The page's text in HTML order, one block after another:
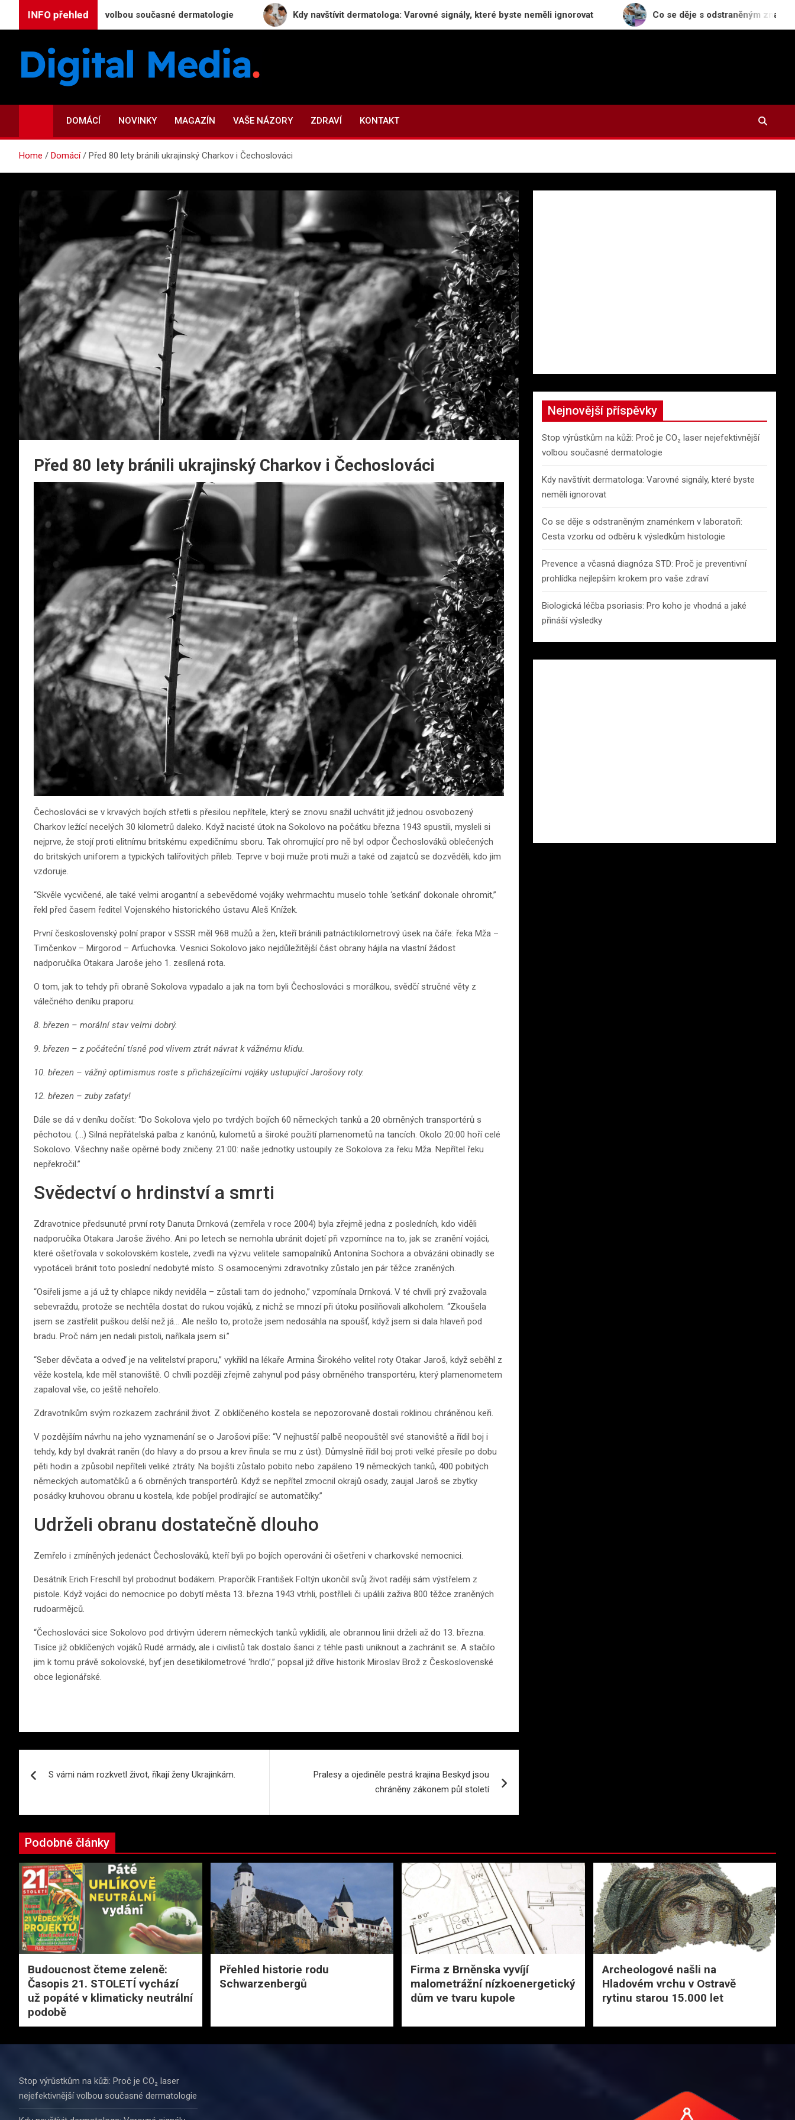
INFO přehled
volbou současné dermatologie Kdy navštívit dermatologa: Varovné signály, které byste neměli ignorovat Co se děje s odstraněným znaménkem v
Digital-Media.cz
DOMÁCÍ NOVINKY MAGAZÍN VAŠE NÁZORY ZDRAVÍ KONTAKT
Home Domácí Před 80 lety bránili ukrajinský Charkov i Čechoslováci
Před 80 lety bránili ukrajinský Charkov i Čechoslováci
Čechoslováci se v krvavých bojích střetli s přesilou nepřítele, který se znovu snažil uchvátit již jednou osvobozený
Charkov ležící necelých 30 kilometrů daleko. Když nacisté útok na Sokolovo na počátku března 1943 spustili, mysleli si
nejprve, že stojí proti elitnímu britskému expedičnímu sboru. Tak ohromující pro ně byl odpor Čechoslováků oblečených
do britských uniforem a typických talířovitých přileb. Teprve v boji muže proti muži a také od zajatců se dozvěděli, kdo jim
vzdoruje.
“Skvěle vycvičené, ale také velmi arogantní a sebevědomé vojáky wehrmachtu muselo tohle ‘setkání’ dokonale ohromit,”
řekl před časem ředitel Vojenského historického ústavu Aleš Knížek.
První československý polní prapor v SSSR měl 968 mužů a žen, kteří bránili patnáctikilometrový úsek na čáře: řeka Mža –
Timčenkov – Mirgorod – Arťuchovka. Vesnici Sokolovo jako nejdůležitější část obrany hájila na vlastní žádost
nadporučíka Otakara Jaroše jeho 1. zesílená rota.
O tom, jak to tehdy při obraně Sokolova vypadalo a jak na tom byli Čechoslováci s morálkou, svědčí stručné věty z
válečného deníku praporu:
8. březen – morální stav velmi dobrý.
9. březen – z počáteční tísně pod vlivem ztrát návrat k vážnému klidu.
10. březen – vážný optimismus roste s přicházejícími vojáky ustupující Jarošovy roty.
12. březen – zuby zaťaty!
Dále se dá v deníku dočíst: “Do Sokolova vjelo po tvrdých bojích 60 německých tanků a 20 obrněných transportérů s
pěchotou. (…) Silná nepřátelská palba z kanónů, kulometů a široké použití plamenometů na tancích. Okolo 20:00 hoří celé
Sokolovo. Všechny naše opěrné body zničeny. 21:00: naše jednotky ustoupily ze Sokolova za řeku Mža. Nepřítel řeku
nepřekročil.”
Svědectví o hrdinství a smrti
Zdravotnice předsunuté první roty Danuta Drnková (zemřela v roce 2004) byla zřejmě jedna z posledních, kdo viděli
nadporučíka Otakara Jaroše živého. Ani po letech se nemohla ubránit dojetí při vzpomínce na to, jak se zranění vojáci,
které ošetřovala v sokolovském kostele, zvedli na výzvu velitele samopalníků Antonína Sochora a obvázáni obinadly se
vypotáceli bránit toto poslední nedobyté místo. S osamocenými zdravotníky zůstalo jen pár těžce zraněných.
“Osiřeli jsme a já už ty chlapce nikdy neviděla – zůstali tam do jednoho,” vzpomínala Drnková. V té chvíli prý zvažovala
sebevraždu, protože se nechtěla dostat do rukou vojáků, z nichž se mnozí při útoku posilňovali alkoholem. “Zkoušela
jsem se zastřelit puškou delší než já… Ale nešlo to, protože jsem nedosáhla na spoušť, když jsem si dala hlaveň pod
bradu. Proč nám jen nedali pistoli, naříkala jsem si.”
“Seber děvčata a odveď je na velitelství praporu,” vykřikl na lékaře Armina Širokého velitel roty Otakar Jaroš, když seběhl z
věže kostela, kde měl stanoviště. O chvíli později zřejmě zahynul pod pásy obrněného transportéru, který plamenometem
zapaloval vše, co ještě nehořelo.
Zdravotníkům svým rozkazem zachránil život. Z obklíčeného kostela se nepozorovaně dostali roklinou chráněnou keři.
V pozdějším návrhu na jeho vyznamenání se o Jarošovi píše: “V nejhustší palbě neopouštěl své stanoviště a řídil boj i
tehdy, kdy byl dvakrát raněn (do hlavy a do prsou a krev řinula se mu z úst). Důmyslně řídil boj proti velké přesile po dobu
pěti hodin a způsobil nepříteli veliké ztráty. Na bojišti zůstalo pobito nebo zapáleno 19 německých tanků, 400 pobitých
německých automatčíků a 6 obrněných transportérů. Když se nepřítel zmocnil okrajů osady, zaujal Jaroš se zbytky
posádky kruhovou obranu u kostela, kde pobíjel prodírající se automatčíky.”
Udrželi obranu dostatečně dlouho
Zemřelo i zmíněných jedenáct Čechoslováků, kteří byli po bojích operováni či ošetřeni v charkovské nemocnici.
Desátník Erich Freschll byl probodnut bodákem. Praporčík František Foltýn ukončil svůj život raději sám výstřelem z
pistole. Když vojáci do nemocnice po dobytí města 13. března 1943 vtrhli, postříleli či upálili zaživa 800 těžce zraněných
rudoarmějců.
“Čechoslováci sice Sokolovo pod drtivým úderem německých tanků vyklidili, ale obrannou linii drželi až do 13. března.
Tisíce již obklíčených vojáků Rudé armády, ale i civilistů tak dostalo šanci z téhle pasti uniknout a zachránit se. A stačilo
jim k tomu právě sokolovské, byť jen desetikilometrové ‘hrdlo’,” popsal již dříve historik Miroslav Brož z Československé
obce legionářské.
pro
příspěvek
S vámi nám rozkvetl život, říkají ženy Ukrajinkám.
Pralesy a ojediněle pestrá krajina Beskyd jsou
chráněny zákonem půl století
Nejnovější příspěvky
Stop výrůstkům na kůži: Proč je CO₂ laser nejefektivnější
volbou současné dermatologie
Kdy navštívit dermatologa: Varovné signály, které byste
neměli ignorovat
Co se děje s odstraněným znaménkem v laboratoři:
Cesta vzorku od odběru k výsledkům histologie
Prevence a včasná diagnóza STD: Proč je preventivní
prohlídka nejlepším krokem pro vaše zdraví
Biologická léčba psoriasis: Pro koho je vhodná a jaké
přináší výsledky
Podobné články
Budoucnost čteme zeleně:
Časopis 21. STOLETÍ vychází
už popáté v klimaticky neutrální
podobě
Přehled historie rodu
Schwarzenbergů
Firma z Brněnska vyvíjí
malometrážní nízkoenergetický
dům ve tvaru kupole
Archeologové našli na
Hladovém vrchu v Ostravě
rytinu starou 15.000 let
Stop výrůstkům na kůži: Proč je CO₂ laser
nejefektivnější volbou současné dermatologie